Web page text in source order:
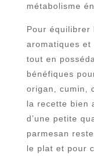
métabolisme
Pour équilibrer
aromatiques
tout en
bénéfiques
origan, cumin,
la recette bien
d’une petite
parmesan
le plat et pour